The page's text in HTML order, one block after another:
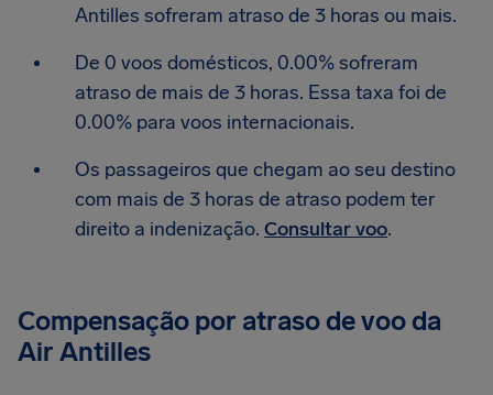
Antilles sofreram atraso de 3 horas ou mais.
De 0 voos domésticos, 0.00% sofreram
atraso de mais de 3 horas. Essa taxa foi de
0.00% para voos internacionais.
Os passageiros que chegam ao seu destino
com mais de 3 horas de atraso podem ter
direito a indenização. Consultar voo.
Compensação por atraso de voo da
Air Antilles